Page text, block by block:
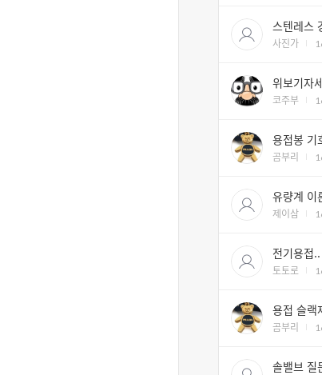
스텐레스
사진가
위보기자
코주부
용접봉 기
곰부리
유량계 이
제이삼
전기용접..
토토로
용접 슬랙
곰부리
솔밸브 질